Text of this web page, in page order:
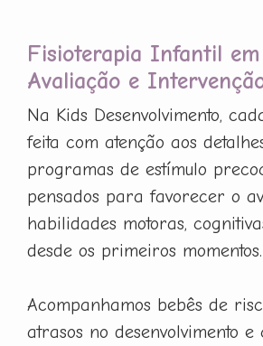
Fisioterapia Infantil
Avaliação e
Na Kids Desenvolvimento,
feita com atenção aos
programas de estímulo
pensados para favorecer o
habilidades motoras,
desde os primeiros momentos.
Acompanhamos bebês de
atrasos no desenvolvimento e